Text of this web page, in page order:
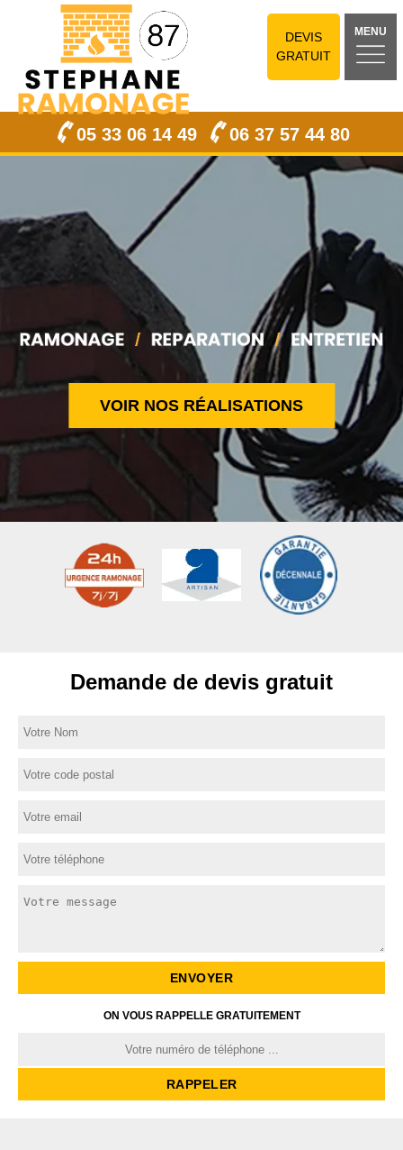
DEVIS
GRATUIT
MENU
05 33 06 14 49 06 37 57 44 80
VOIR NOS RÉALISATIONS
Demande de devis gratuit
ON VOUS RAPPELLE GRATUITEMENT